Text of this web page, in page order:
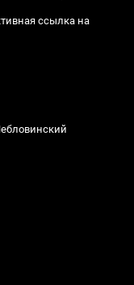
ссылка на